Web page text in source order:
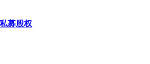
募股权